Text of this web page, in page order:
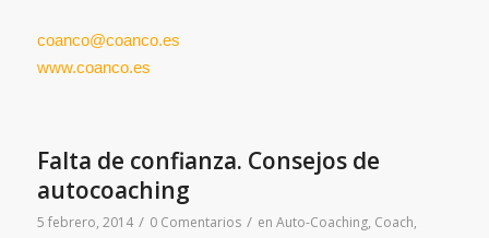
coanco@coanco.es
www.coanco.es
Falta de confianza. Consejos de
autocoaching
5 febrero, 2014 / 0 Comentarios / en Auto-Coaching, Coach,